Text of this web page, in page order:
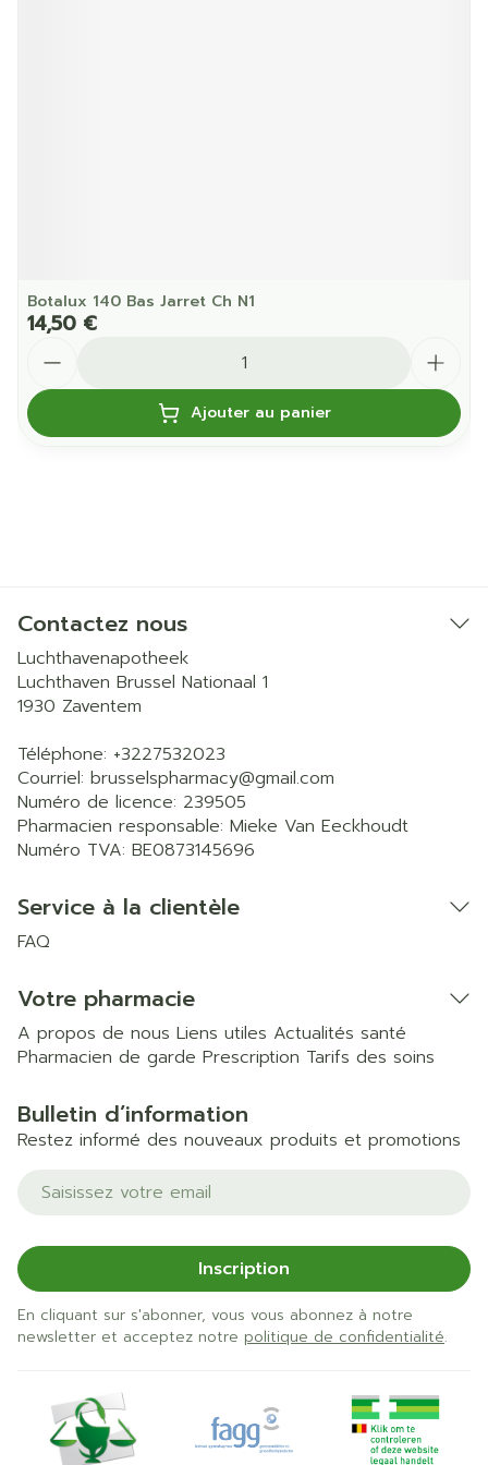
Botalux 140 Bas Jarret Ch N1
14,50 €
Ajouter au panier
Contactez nous
Luchthavenapotheek
Luchthaven Brussel Nationaal 1
1930 Zaventem
Téléphone: +3227532023
Courriel: brusselspharmacy@gmail.com
Numéro de licence: 239505
Pharmacien responsable: Mieke Van Eeckhoudt
Numéro TVA: BE0873145696
Service à la clientèle
FAQ
Votre pharmacie
A propos de nous Liens utiles Actualités santé
Pharmacien de garde Prescription Tarifs des soins
Bulletin d’information
Restez informé des nouveaux produits et promotions
Adresse mail
Inscription
En cliquant sur s'abonner, vous vous abonnez à notre
newsletter et acceptez notre politique de confidentialité.